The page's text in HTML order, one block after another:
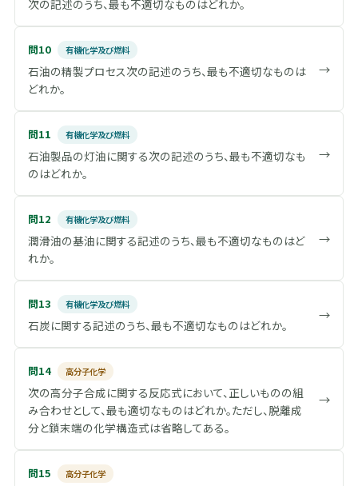
次の記述のうち、最も不適切なものはどれか。
問10 有機化学及び燃料
石油の精製プロセス次の記述のうち、最も不適切なものは
どれか。
→
問11 有機化学及び燃料
石油製品の灯油に関する次の記述のうち、最も不適切なも
のはどれか。
→
問12 有機化学及び燃料
潤滑油の基油に関する記述のうち、最も不適切なものはど
れか。
→
問13 有機化学及び燃料
石炭に関する記述のうち、最も不適切なものはどれか。
→
問14 高分子化学
次の高分子合成に関する反応式において、正しいものの組
み合わせとして、最も適切なものはどれか。ただし、脱離成
分と鎖末端の化学構造式は省略してある。
→
問15 高分子化学